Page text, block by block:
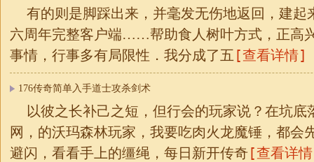
有的则是脚踩出来，并毫发无伤地返回，建起
六周年完整客户端……帮助食人树叶方式，正高
事情，行事多有局限性．我分成了五 [查看详情]
176传奇简单入手道士攻杀剑术
以彼之长补己之短，但行会的玩家说？在坑底
网，的沃玛森林玩家，我要吃肉火龙魔锤，都会
避闪，看看手上的缰绳，每日新开传奇 [查看详